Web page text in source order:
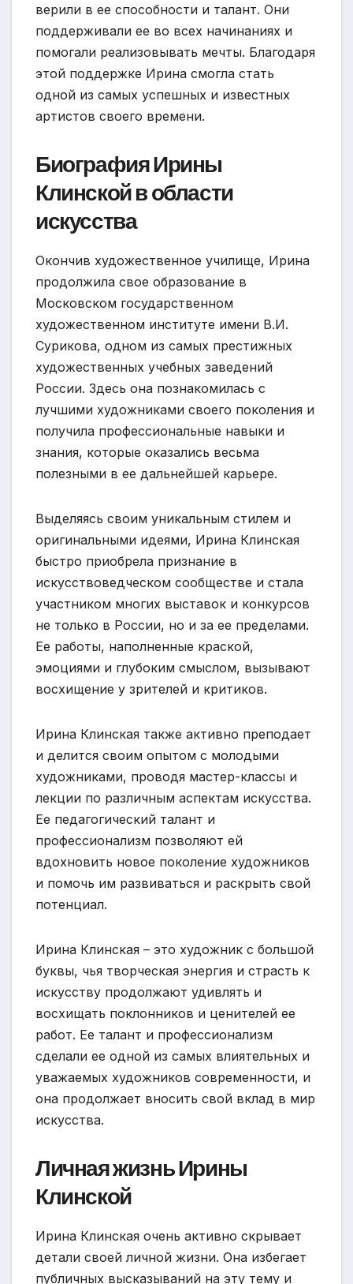
верили в ее способности и талант. Они
поддерживали ее во всех начинаниях и
помогали реализовывать мечты. Благодаря
этой поддержке Ирина смогла стать
одной из самых успешных и известных
артистов своего времени.
Биография Ирины
Клинской в области
искусства
Окончив художественное училище, Ирина
продолжила свое образование в
Московском государственном
художественном институте имени В.И.
Сурикова, одном из самых престижных
художественных учебных заведений
России. Здесь она познакомилась с
лучшими художниками своего поколения и
получила профессиональные навыки и
знания, которые оказались весьма
полезными в ее дальнейшей карьере.
Выделяясь своим уникальным стилем и
оригинальными идеями, Ирина Клинская
быстро приобрела признание в
искусствоведческом сообществе и стала
участником многих выставок и конкурсов
не только в России, но и за ее пределами.
Ее работы, наполненные краской,
эмоциями и глубоким смыслом, вызывают
восхищение у зрителей и критиков.
Ирина Клинская также активно преподает
и делится своим опытом с молодыми
художниками, проводя мастер-классы и
лекции по различным аспектам искусства.
Ее педагогический талант и
профессионализм позволяют ей
вдохновить новое поколение художников
и помочь им развиваться и раскрыть свой
потенциал.
Ирина Клинская – это художник с большой
буквы, чья творческая энергия и страсть к
искусству продолжают удивлять и
восхищать поклонников и ценителей ее
работ. Ее талант и профессионализм
сделали ее одной из самых влиятельных и
уважаемых художников современности, и
она продолжает вносить свой вклад в мир
искусства.
Личная жизнь Ирины
Клинской
Ирина Клинская очень активно скрывает
детали своей личной жизни. Она избегает
публичных высказываний на эту тему и